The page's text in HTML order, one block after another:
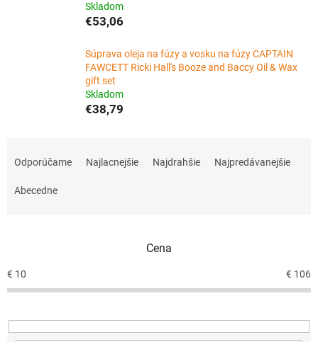
Skladom
€53,06
Súprava oleja na fúzy a vosku na fúzy CAPTAIN
FAWCETT Ricki Hall's Booze and Baccy Oil & Wax
gift set
Skladom
€38,79
r
o
u
k
Odporúčame Najlacnejšie Najdrahšie Najpredávanejšie
Abecedne
Cena
€ 10 € 106